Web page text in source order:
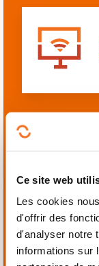
Ce site web
Les cookies
d'offrir des
d'analyser notre
informations sur